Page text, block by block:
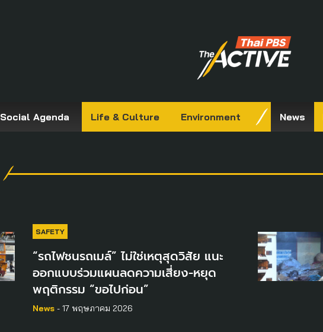
Social Agenda Life & Culture Environment News
SAFETY
“รถไฟชนรถเมล์” ไม่ใช่เหตุสุดวิสัย แนะ
ออกแบบร่วมแผนลดความเสี่ยง-หยุด
พฤติกรรม “ขอไปก่อน”
News- 17 พฤษภาคม 2026